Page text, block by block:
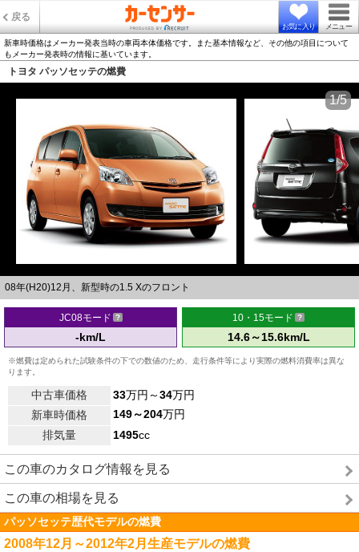
戻る
お気に入り メニュー
新車時価格はメーカー発表当時の車両本体価格です。また基本情報など、その他の項目について
もメーカー発表時の情報に基いています。
トヨタ パッソセッテの燃費
08年(H20)12月、新型時の1.5 Xのフロント
1/5
JC08モード
-km/L
10・15モード
14.6～15.6km/L
※燃費は定められた試験条件の下での数値のため、走行条件等により実際の燃料消費率は異な
ります。
中古車価格 33万円～34万円
新車時価格
149～204万円
排気量
1495cc
この車のカタログ情報を見る
この車の相場を見る
パッソセッテ歴代モデルの燃費
2008年12月～2012年2月生産モデルの燃費